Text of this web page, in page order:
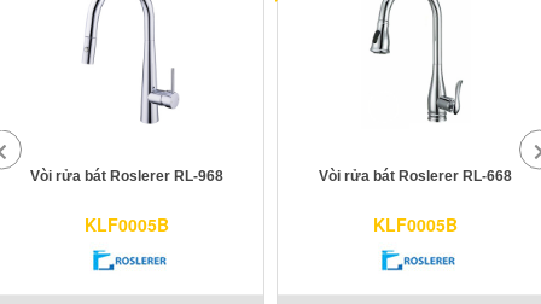
Vòi rửa bát Roslerer RL-968
KLF0005B
Vòi rửa bát Roslerer RL-668
KLF0005B